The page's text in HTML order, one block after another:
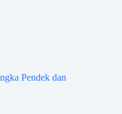
Pendek dan